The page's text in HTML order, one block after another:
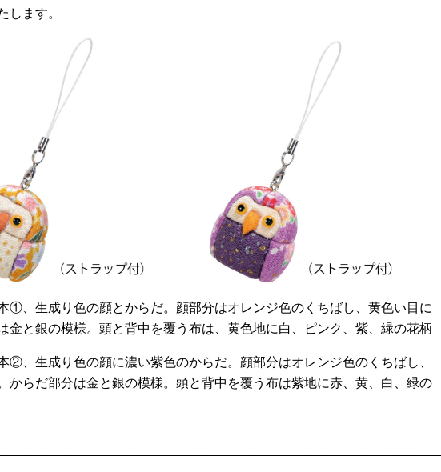
します。
①、生成り色の顔とからだ。顔部分はオレンジ色のくちばし、黄色い目に
金と銀の模様。頭と背中を覆う布は、黄色地に白、ピンク、紫、緑の花柄
②、生成り色の顔に濃い紫色のからだ。顔部分はオレンジ色のくちばし、
からだ部分は金と銀の模様。頭と背中を覆う布は紫地に赤、黄、白、緑の